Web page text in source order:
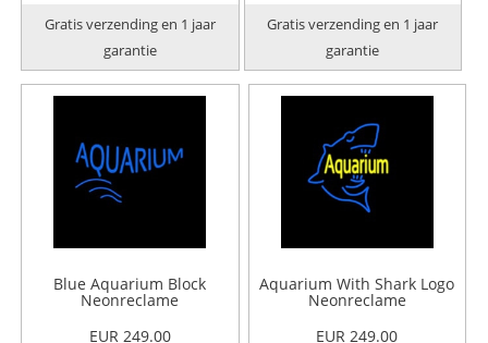
Gratis verzending en 1 jaar
garantie
Gratis verzending en 1 jaar
garantie
Blue Aquarium Block
Neonreclame
EUR 249.00
Aquarium With Shark Logo
Neonreclame
EUR 249.00